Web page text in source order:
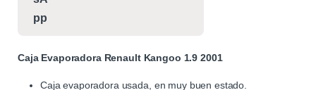
Caja Evaporadora Renault Kangoo 1.9 2001
Caja evaporadora usada, en muy buen estado.